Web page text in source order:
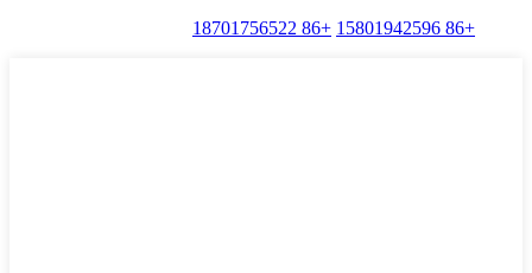
+86 15801942596
+86 18701756522